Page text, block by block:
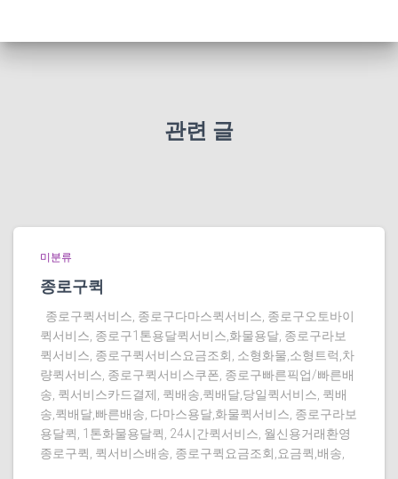
관련 글
미분류
종로구퀵
종로구퀵서비스, 종로구다마스퀵서비스, 종로구오토바이
퀵서비스, 종로구1톤용달퀵서비스,화물용달, 종로구라보
퀵서비스, 종로구퀵서비스요금조회, 소형화물,소형트럭,차
량퀵서비스, 종로구퀵서비스쿠폰, 종로구빠른픽업/빠른배
송, 퀵서비스카드결제, 퀵배송,퀵배달,당일퀵서비스, 퀵배
송,퀵배달,빠른배송, 다마스용달,화물퀵서비스, 종로구라보
용달퀵, 1톤화물용달퀵, 24시간퀵서비스, 월신용거래환영
종로구퀵, 퀵서비스배송, 종로구퀵요금조회,요금퀵,배송,